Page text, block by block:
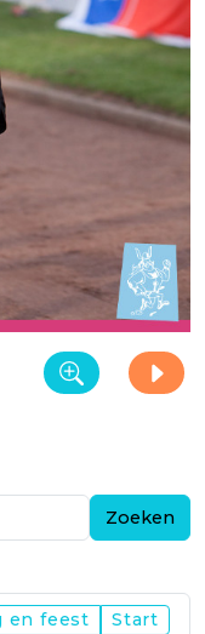
Zoeken
en feest Start